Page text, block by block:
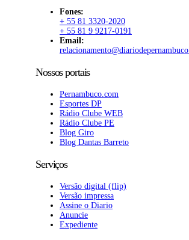
Fones:
+ 55 81 3320-2020
+ 55 81 9 9217-0191
Email:
Nossos portais
Pernambuco.com
Esportes DP
Rádio Clube WEB
Rádio Clube PE
Blog Giro
Blog Dantas Barreto
Serviços
Versão digital (flip)
Versão impressa
Assine o Diario
Anuncie
Expediente